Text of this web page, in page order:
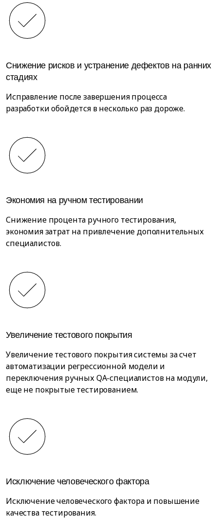
Снижение рисков и устранение дефектов на ранних
стадиях
Исправление после завершения процесса
разработки обойдется в несколько раз дороже.
Экономия на ручном тестировании
Снижение процента ручного тестирования,
экономия затрат на привлечение дополнительных
специалистов.
Увеличение тестового покрытия
Увеличение тестового покрытия системы за счет
автоматизации регрессионной модели и
переключения ручных QA-специалистов на модули,
еще не покрытые тестированием.
Исключение человеческого фактора
Исключение человеческого фактора и повышение
качества тестирования.